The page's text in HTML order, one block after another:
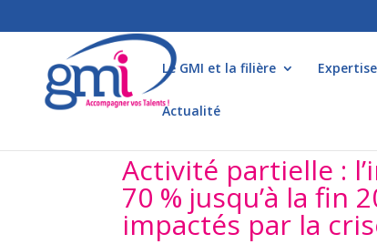
Le GMI et la filière Expertise
Actualité
Activité partielle :
70 % jusqu’à la fin
impactés par la